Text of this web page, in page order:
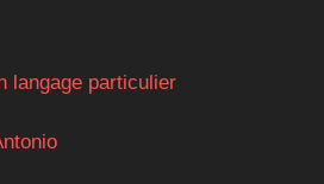
langage particulier